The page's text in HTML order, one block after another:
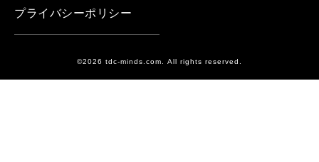
プライバシーポリシー
©2026 tdc-minds.com. All rights reserved.